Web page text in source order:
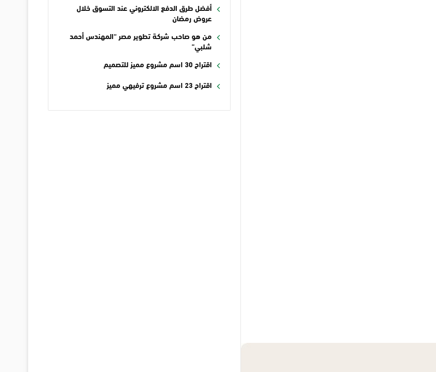
أفضل طرق الدفع الالكتروني عند التسوق خلال
عروض رمضان
من هو صاحب شركة تطوير مصر “المهندس أحمد
شلبي”
اقتراح 30 اسم مشروع مميز للتصميم
اقتراح 23 اسم مشروع ترفيهي مميز